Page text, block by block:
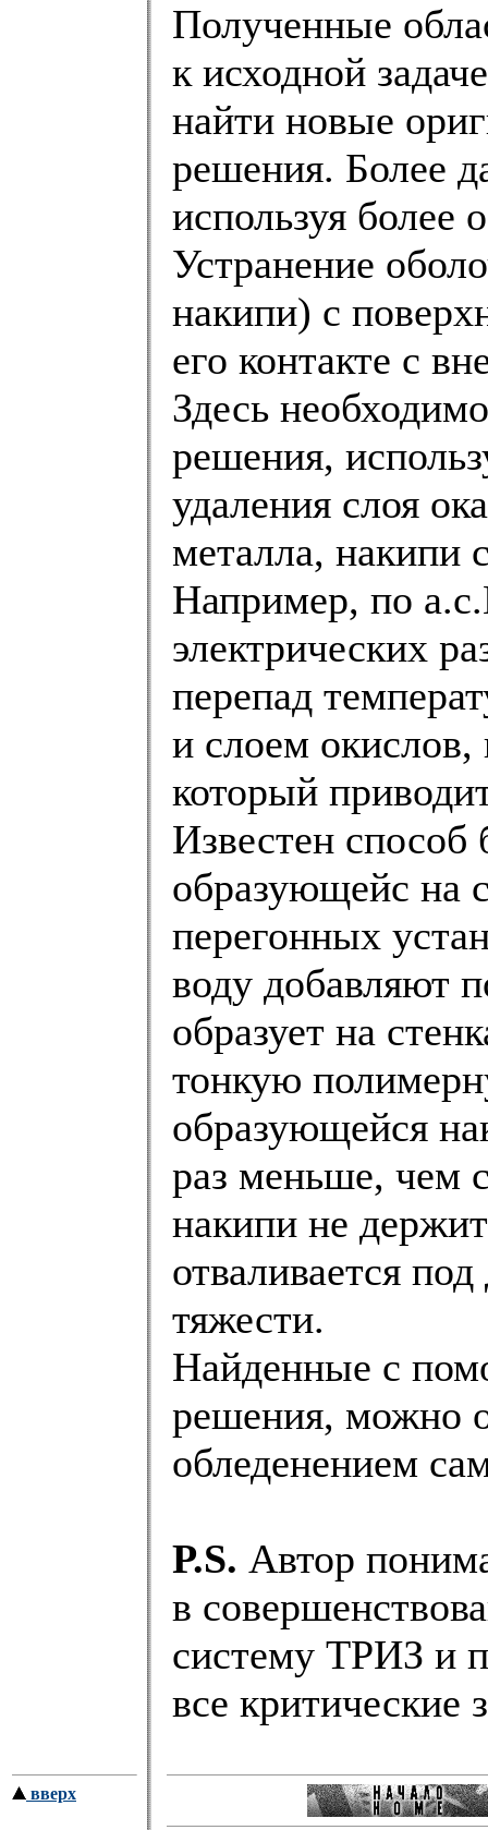
Полученные
к исходной
найти новые
решения. Более
используя
Устранение
накипи) с
его контакте с
Здесь
решения,
удаления слоя
металла, накипи
Например, по
электрических
перепад
и слоем
который
Известен
образующейс на
перегонных
воду добавляют
образует на
тонкую
образующейся
раз меньше, чем
накипи не
отваливается
тяжести.
Найденные с
решения, можно
обледенением
P.S. Автор
в
систему ТРИЗ и
все критические
вверх